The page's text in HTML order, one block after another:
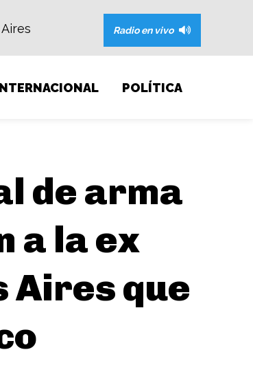
Radio en vivo
POLÍTICA
de arma
a la ex
Aires que